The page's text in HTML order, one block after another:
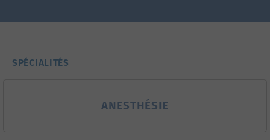
SPÉCIALITÉS
ANESTHÉSIE